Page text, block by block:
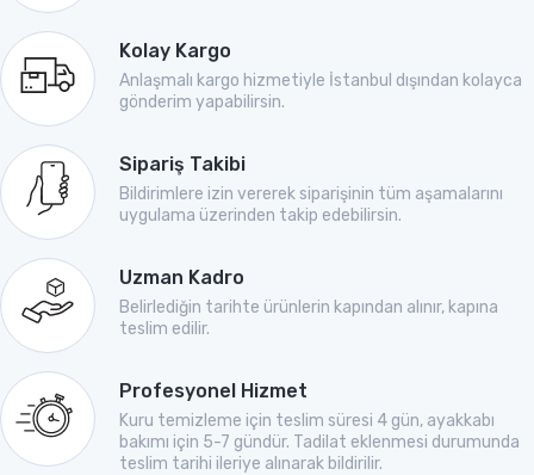
Kolay Kargo
Anlaşmalı kargo hizmetiyle İstanbul dışından kolayca
gönderim yapabilirsin.
Sipariş Takibi
Bildirimlere izin vererek siparişinin tüm aşamalarını
uygulama üzerinden takip edebilirsin.
Uzman Kadro
Belirlediğin tarihte ürünlerin kapından alınır, kapına
teslim edilir.
Profesyonel Hizmet
Kuru temizleme için teslim süresi 4 gün, ayakkabı
bakımı için 5-7 gündür. Tadilat eklenmesi durumunda
teslim tarihi ileriye alınarak bildirilir.